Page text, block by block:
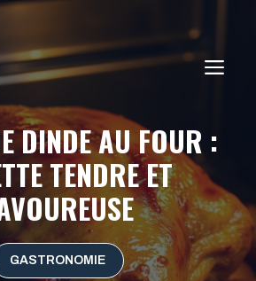
DINDE AU FOUR :
TENDRE ET
GASTRONOMIE